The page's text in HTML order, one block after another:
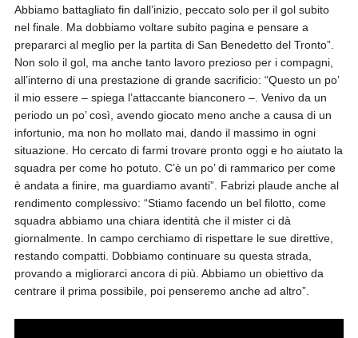
Abbiamo battagliato fin dall’inizio, peccato solo per il gol subito
nel finale. Ma dobbiamo voltare subito pagina e pensare a
prepararci al meglio per la partita di San Benedetto del Tronto”.
Non solo il gol, ma anche tanto lavoro prezioso per i compagni,
all’interno di una prestazione di grande sacrificio: “Questo un po’
il mio essere – spiega l’attaccante bianconero –. Venivo da un
periodo un po’ così, avendo giocato meno anche a causa di un
infortunio, ma non ho mollato mai, dando il massimo in ogni
situazione. Ho cercato di farmi trovare pronto oggi e ho aiutato la
squadra per come ho potuto. C’è un po’ di rammarico per come
è andata a finire, ma guardiamo avanti”. Fabrizi plaude anche al
rendimento complessivo: “Stiamo facendo un bel filotto, come
squadra abbiamo una chiara identità che il mister ci dà
giornalmente. In campo cerchiamo di rispettare le sue direttive,
restando compatti. Dobbiamo continuare su questa strada,
provando a migliorarci ancora di più. Abbiamo un obiettivo da
centrare il prima possibile, poi penseremo anche ad altro”.